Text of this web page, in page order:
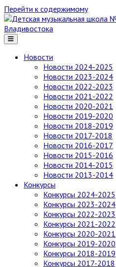
Перейти к содержимому
Детская
музыкальная
школа
города
Владивостока
Новости
Новости 2024-2025
Новости 2023-2024
Новости 2022-2023
Новости 2021-2022
Новости 2020-2021
Новости 2019-2020
Новости 2018-2019
Новости 2017-2018
Новости 2016-2017
Новости 2015-2016
Новости 2014-2015
Новости 2013-2014
Конкурсы
Конкурсы 2024-2025
Конкурсы 2023-2024
Конкурсы 2022-2023
Конкурсы 2021-2022
Конкурсы 2020-2021
Конкурсы 2019-2020
Конкурсы 2018-2019
Конкурсы 2017-2018